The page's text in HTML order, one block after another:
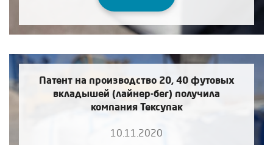
Патент на производство 20, 40 футовых
вкладышей (лайнер-бег) получила
компания Тексупак
10.11.2020